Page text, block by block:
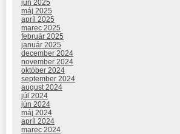
jún 2025
máj 2025
apríl 2025
marec 2025
február 2025
január 2025
december 2024
november 2024
október 2024
september 2024
august 2024
júl 2024
jún 2024
máj 2024
apríl 2024
marec 2024